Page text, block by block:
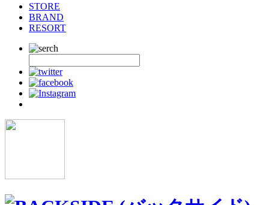
STORE
BRAND
RESORT